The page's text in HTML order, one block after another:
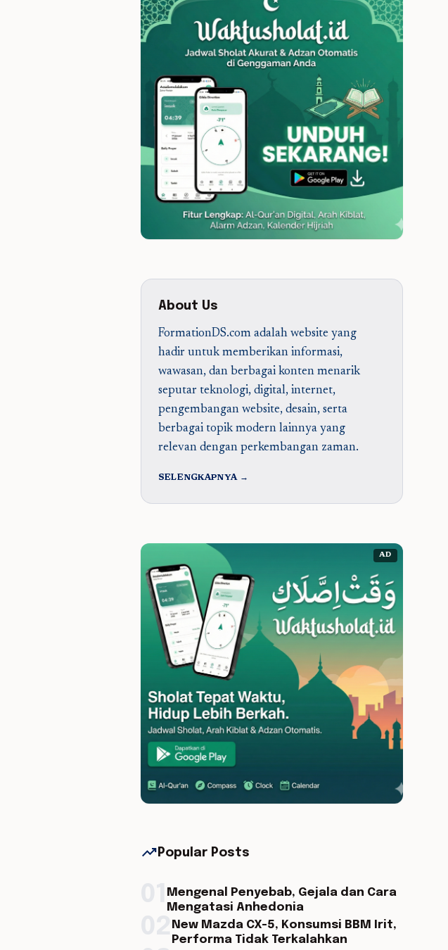
About Us
FormationDS.com adalah website yang
hadir untuk memberikan informasi,
wawasan, dan berbagai konten menarik
seputar teknologi, digital, internet,
pengembangan website, desain, serta
berbagai topik modern lainnya yang
relevan dengan perkembangan zaman.
SELENGKAPNYA →
AD
trending_up Popular Posts
Mengenal Penyebab, Gejala dan Cara
Mengatasi Anhedonia
New Mazda CX-5, Konsumsi BBM Irit,
Performa Tidak Terkalahkan